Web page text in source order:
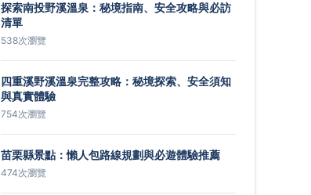
探索南投野溪溫泉：秘境指南、安全攻略與必訪
清單
538次瀏覽
四重溪野溪溫泉完整攻略：秘境探索、安全須知
與真實體驗
754次瀏覽
苗栗縣景點：懶人包路線規劃與必遊體驗推薦
474次瀏覽